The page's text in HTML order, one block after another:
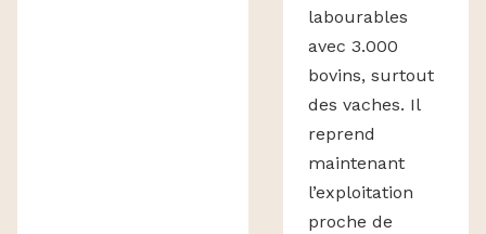
labourables
avec 3.000
bovins, surtout
des vaches. Il
reprend
maintenant
l’exploitation
proche de